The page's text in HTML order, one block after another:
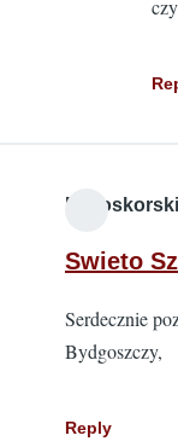
Swieto
Serdecznie
Bydgoszczy,
Reply